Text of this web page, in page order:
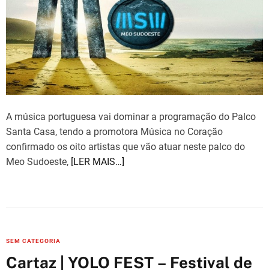
e
s
t
e
d
r
a
d
t
e
A música portuguesa vai dominar a programação do Palco
Santa Casa, tendo a promotora Música no Coração
confirmado os oito artistas que vão atuar neste palco do
Meo Sudoeste, [LER MAIS…]
C
SEM CATEGORIA
Cartaz | YOLO FEST – Festival de